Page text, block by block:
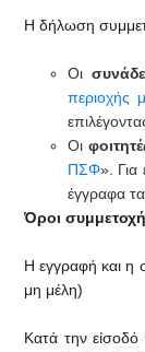
Η δήλωση
Οι
περιοχής
Οι
ΠΣΦ». Για
έγγραφα
Όροι
Η εγγραφή και η
μη μέλη)
Κατά την